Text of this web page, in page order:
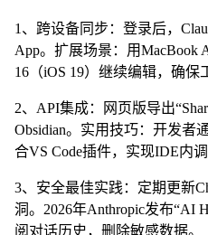
1、跨设备同步：登录后，
App。扩展场景：用MacBook
16（iOS 19）继续编辑，确保
2、API集成：网页版导出
Obsidian。实用技巧：开发者
合VS Code插件，实现IDE内
3、安全最佳实践：定期更新
洞。2026年Anthropic发布“AI
阅对话历史，删除敏感数据。